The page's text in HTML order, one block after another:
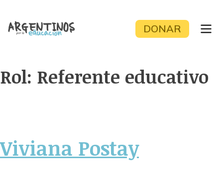
content
DONAR
Rol: Referente educativo
Viviana Postay